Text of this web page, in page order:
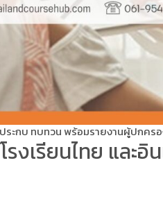
ระกบ ทบทวน พร้อมรายงานผู้ปกคร
งเรียนไทย แล